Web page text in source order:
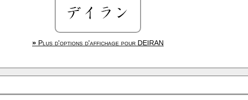
» Plus d'options d'affichage pour DEIRAN